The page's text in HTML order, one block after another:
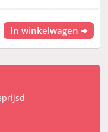
In winkelwagen